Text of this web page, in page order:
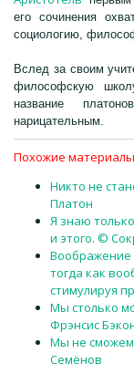
его сочинения
социологию,
Вслед за своим
философскую
название
нарицательным.
Похожие
Никто не
Платон
Я знаю
и этого. ©
Воображение
тогда как
стимулируя
Мы столько
Фрэнсис
Мы не сможем
Семёнов